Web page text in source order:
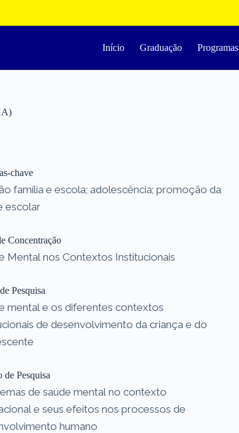
Início Graduação Programas
chave
família e escola; adolescência; promoção da
escolar
Concentração
Mental nos Contextos Institucionais
Pesquisa
mental e os diferentes contextos
de desenvolvimento da criança e do
de Pesquisa
de saúde mental no contexto
e seus efeitos nos processos de
humano